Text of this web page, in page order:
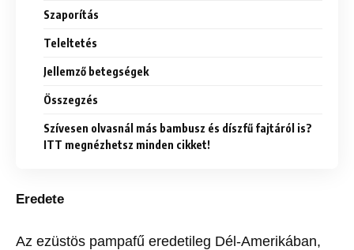
Szaporítás
Teleltetés
Jellemző betegségek
Összegzés
Szívesen olvasnál más bambusz és díszfű fajtáról is?
ITT megnézhetsz minden cikket!
Eredete
Az ezüstös pampafű eredetileg Dél-Amerikában,